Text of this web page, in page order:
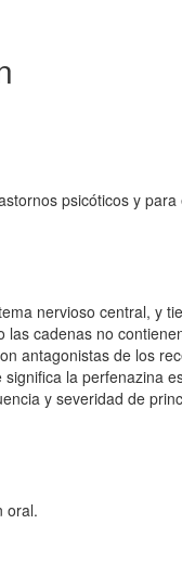
psicóticos y
nervioso central, y
cadenas no
antagonistas de los
la perfenazina
y severidad de
oral.